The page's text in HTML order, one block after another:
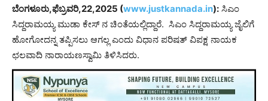
ಬೆಂಗಳೂರು,ಫೆಬ್ರವರಿ,22,2025 (www.justkannada.in): ಸಿಎಂ
ಸಿದ್ದರಾಮಯ್ಯ ಮುಡಾ ಕೇಸ್ ನ ಚಿಂತೆಯಲ್ಲಿದ್ದಾರೆ. ಸಿಎಂ ಸಿದ್ದರಾಮಯ್ಯ ಜೈಲಿಗೆ
ಹೋಗೋದನ್ನ ತಪ್ಪಿಸಲು ಆಗಲ್ಲ ಎಂದು ವಿಧಾನ ಪರಿಷತ್ ವಿಪಕ್ಷ ನಾಯಕ
ಛಲವಾದಿ ನಾರಾಯಣಸ್ವಾಮಿ ತಿಳಿಸಿದರು.